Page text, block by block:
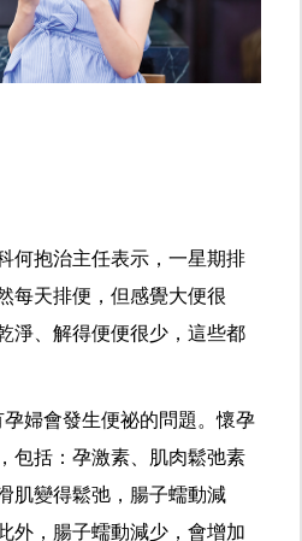
何抱治主任表示，一星期排
每天排便，但感覺大便很
淨、解得便便很少，這些都
婦會發生便祕的問題。懷孕
包括：孕激素、肌肉鬆弛素
肌變得鬆弛，腸子蠕動減
外，腸子蠕動減少，會增加